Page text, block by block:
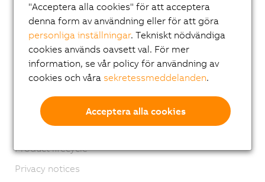
AutoMates
Email news service
Karriär
Lokal närvaro
Imprint
Product lifecycle
Privacy notices
"Acceptera alla cookies" för att acceptera
denna form av användning eller för att göra
personliga inställningar. Tekniskt nödvändiga
cookies används oavsett val. För mer
information, se vår policy för användning av
cookies och våra sekretessmeddelanden.
Acceptera alla cookies